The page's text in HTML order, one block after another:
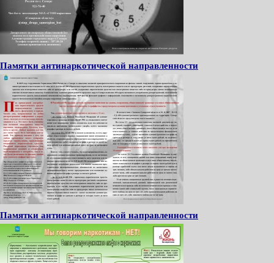
Памятки антинаркотической направленности
Памятки антинаркотической направленности